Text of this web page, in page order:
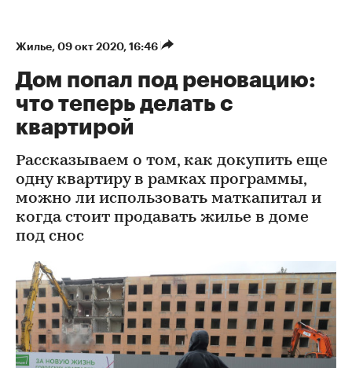
Жилье⁠, 09 окт 2020, 16:46
Дом попал под реновацию:
что теперь делать с
квартирой
Рассказываем о том, как докупить еще
одну квартиру в рамках программы,
можно ли использовать маткапитал и
когда стоит продавать жилье в доме
под снос